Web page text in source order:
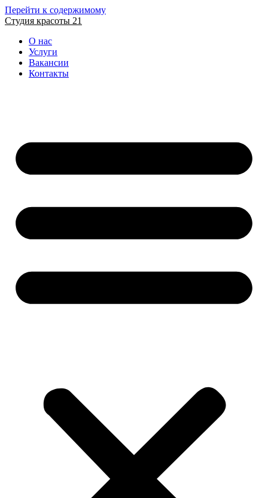
Перейти к содержимому
Студия красоты 21
О нас
Услуги
Вакансии
Контакты